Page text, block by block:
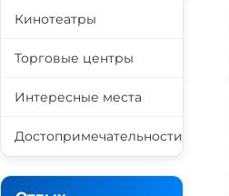
Кинотеатры
Торговые центры
Интересные места
Достопримечательности